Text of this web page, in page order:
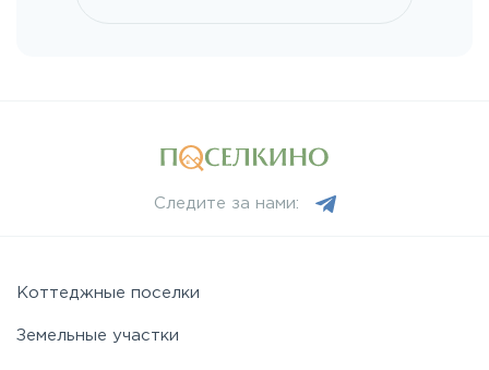
Приморское
Пулковское
Следите за нами:
Коттеджные поселки
Земельные участки